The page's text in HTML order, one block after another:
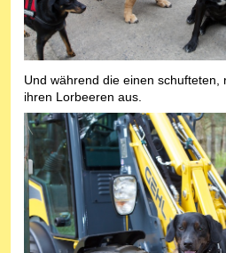
Und während die einen schufteten,
ihren Lorbeeren aus.